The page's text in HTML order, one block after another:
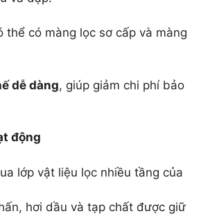
thể có màng lọc sơ cấp và màng
dễ dàng, giúp giảm chi phí bảo
động
lớp vật liệu lọc nhiều tầng của
hơi dầu và tạp chất được giữ